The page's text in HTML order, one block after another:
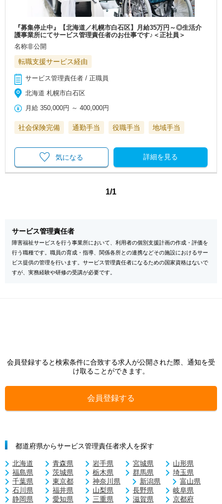
『募集停止中』【北海道／札幌市白石区】月給35万円～◎生活介
護事業所にてサービス管理責任者のお仕事です♪＜正社員＞
名称非公開
転職支援サービス経由
サービス管理責任者 / 正職員
北海道 札幌市白石区
月給 350,000円 ～400,000円
社会保険完備 通勤手当 役職手当 地域手当
詳細を見る
気になる
1/1
サービス管理責任者
障害福祉サービスを行う事業所において、利用者の個別支援計画の作成・評価を
行う職種です。職員の育成・指導、関係各所との連携などその施設におけるサー
ビス提供の管理を行います。サービス管理責任者になるための国家資格はないで
すが、実務経験や研修の受講が必要です。
会員登録すると検索条件に合致する求人が公開された際、通知を受
け取ることができます。
会員登録する
都道府県からサービス管理責任者求人を探す
北海道 青森県 岩手県 宮城県
山形県
福島県
茨城県 栃木県 群馬県
埼玉県
千葉県
東京都 神奈川県 新潟県
富山県
石川県
福井県 山梨県 長野県
岐阜県
静岡県
愛知県 三重県 滋賀県
京都府